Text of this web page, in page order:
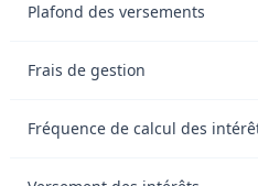
Plafond des versements
Frais de gestion
Fréquence de calcul des